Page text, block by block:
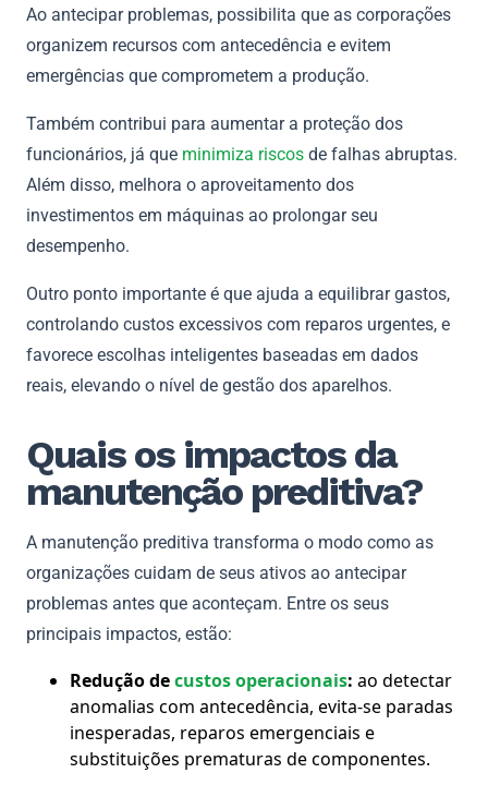
Ao antecipar problemas, possibilita que as corporações
organizem recursos com antecedência e evitem
emergências que comprometem a produção.
Também contribui para aumentar a proteção dos
funcionários, já que minimiza riscos de falhas abruptas.
Além disso, melhora o aproveitamento dos
investimentos em máquinas ao prolongar seu
desempenho.
Outro ponto importante é que ajuda a equilibrar gastos,
controlando custos excessivos com reparos urgentes, e
favorece escolhas inteligentes baseadas em dados
reais, elevando o nível de gestão dos aparelhos.
Quais os impactos da
manutenção preditiva?
A manutenção preditiva transforma o modo como as
organizações cuidam de seus ativos ao antecipar
problemas antes que aconteçam. Entre os seus
principais impactos, estão:
Redução decustos operacionais: ao detectar
anomalias com antecedência, evita-se paradas
inesperadas, reparos emergenciais e
substituições prematuras de componentes.